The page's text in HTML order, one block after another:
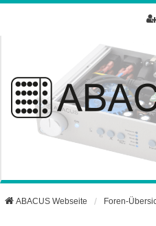
ABACUS Webseite Foren-